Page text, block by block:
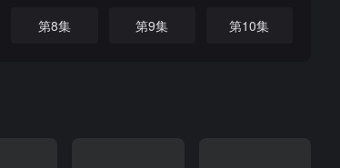
第8集 第9集 第10集